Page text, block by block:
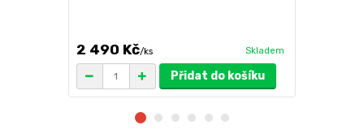
2 490 Kč/ks Skladem
Přidat do košíku